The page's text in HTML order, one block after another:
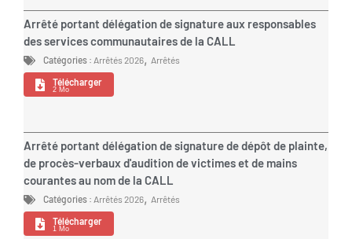
Arrêté portant délégation de signature aux responsables
des services communautaires de la CALL
Catégories : Arrêtés 2026, Arrêtés
Télécharger
2 Mo
Arrêté portant délégation de signature de dépôt de plainte,
de procès-verbaux d'audition de victimes et de mains
courantes au nom de la CALL
Catégories : Arrêtés 2026, Arrêtés
Télécharger
1 Mo